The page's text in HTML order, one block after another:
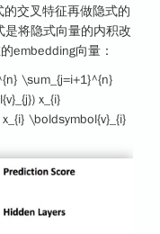
的交叉特征再做隐式的
将隐式向量的内积改
embedding向量：
\sum_{j=i+1}^{n}
x_{i}
\boldsymbol{v}_{i}